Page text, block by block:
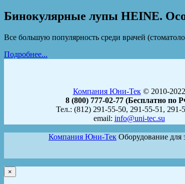
Бинокулярные лупы HEINE.
Все большую популярность среди врачей
Подробнее...
Компания Юни-Тек© 2010-2022
8 (800) 777-02-77 (Бесплатно по
Тел.: (812) 291-55-50, 291-55-51, 291-
email: info@uni-tec.su
Компания Юни-Тек Оборудование для
×